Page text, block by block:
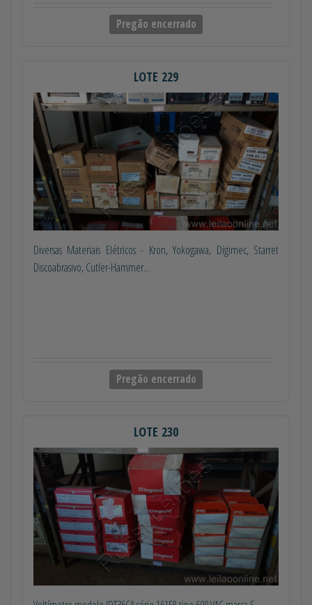
Pregão encerrado
LOTE 229
Diversas Materiais Elétricos - Kron, Yokogawa, Digimec, Starret
Discoabrasivo, Cutler-Hammer...
Pregão encerrado
LOTE 230